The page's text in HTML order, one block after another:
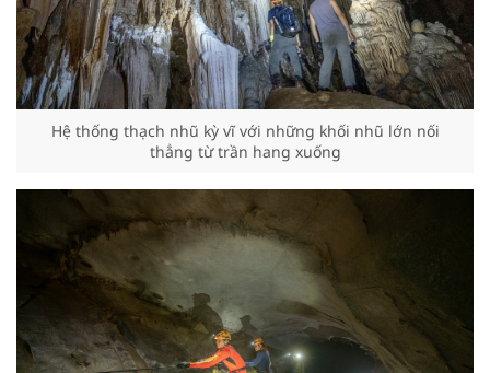
Hệ thống thạch nhũ kỳ vĩ với những khối nhũ lớn nối
thẳng từ trần hang xuống